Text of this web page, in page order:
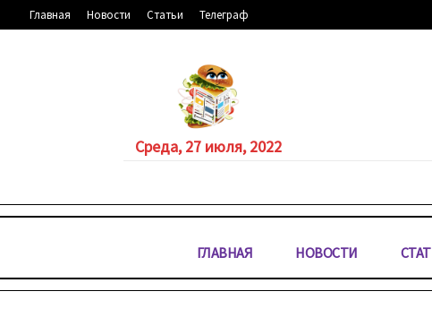
Главная Новости Статьи Телеграф
Среда, 27 июля, 2022
ГЛАВНАЯ НОВОСТИ